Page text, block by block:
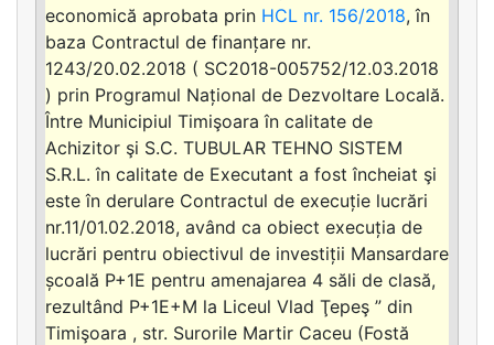
economică aprobata prin HCL nr. 156/2018, în
baza Contractul de finanțare nr.
1243/20.02.2018 ( SC2018-005752/12.03.2018
) prin Programul Național de Dezvoltare Locală.
Între Municipiul Timişoara în calitate de
Achizitor şi S.C. TUBULAR TEHNO SISTEM
S.R.L. în calitate de Executant a fost încheiat şi
este în derulare Contractul de execuție lucrări
nr.11/01.02.2018, având ca obiect execuția de
lucrări pentru obiectivul de investiții Mansardare
școală P+1E pentru amenajarea 4 săli de clasă,
rezultând P+1E+M la Liceul Vlad Ţepeş ” din
Timişoara , str. Surorile Martir Caceu (Fostă